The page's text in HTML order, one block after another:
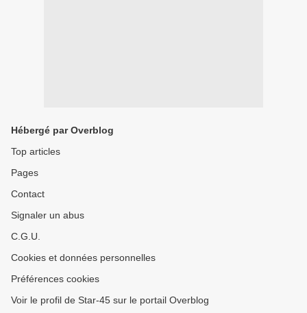
Hébergé par Overblog
Top articles
Pages
Contact
Signaler un abus
C.G.U.
Cookies et données personnelles
Préférences cookies
Voir le profil de Star-45 sur le portail Overblog